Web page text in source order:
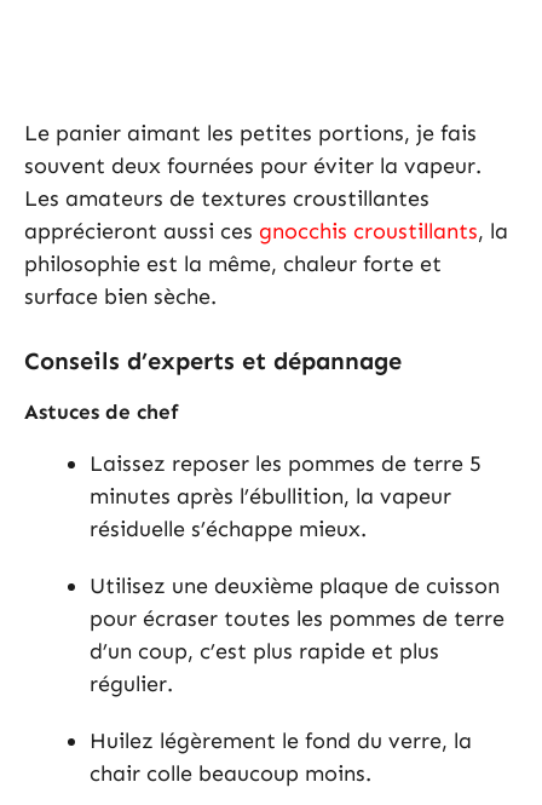
Le panier aimant les petites portions, je fais
souvent deux fournées pour éviter la vapeur.
Les amateurs de textures croustillantes
apprécieront aussi ces gnocchis croustillants, la
philosophie est la même, chaleur forte et
surface bien sèche.
Conseils d’experts et dépannage
Astuces de chef
Laissez reposer les pommes de terre 5
minutes après l’ébullition, la vapeur
résiduelle s’échappe mieux.
Utilisez une deuxième plaque de cuisson
pour écraser toutes les pommes de terre
d’un coup, c’est plus rapide et plus
régulier.
Huilez légèrement le fond du verre, la
chair colle beaucoup moins.